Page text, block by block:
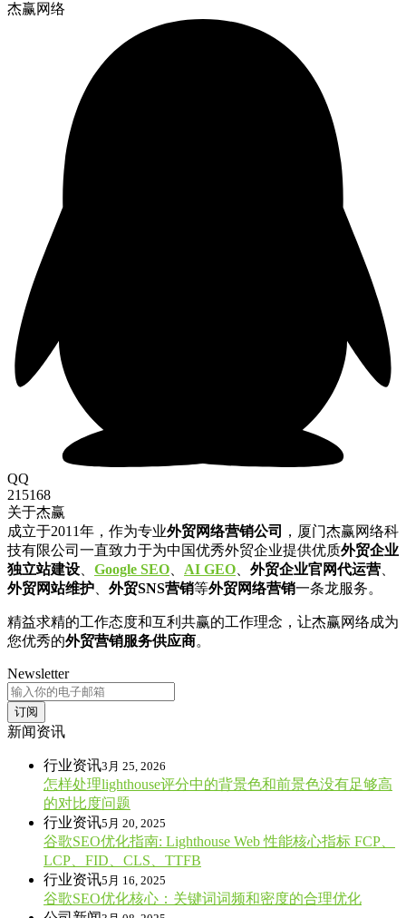
杰赢网络
QQ
215168
关于杰赢
成立于2011年，作为专业外贸网络营销公司
，厦门杰赢网络科
技有限公司一直致力于为中国优秀外贸企业提供优质外贸企业
独立站建设
Google SEO AI GEO 外贸企业官网代运营
外贸网站维护
外贸SNS营销等外贸网络营销一条龙服务。
精益求精的工作态度和互利共赢的工作理念，让杰赢网络成为
您优秀的外贸营销服务供应商。
Newsletter
订阅
新闻资讯
行业资讯3月 25, 2026
怎样处理lighthouse评分中的背景色和前景色没有足够高
的对比度问题
行业资讯5月 20, 2025
谷歌SEO优化指南: Lighthouse Web 性能核心指标 FCP、
LCP、FID、CLS、TTFB
行业资讯5月 16, 2025
谷歌SEO优化核心：关键词词频和密度的合理优化